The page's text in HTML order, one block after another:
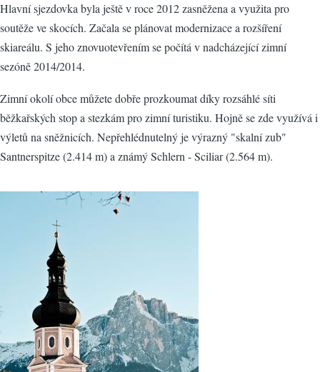
Hlavní sjezdovka byla ještě v roce 2012 zasněžena a využita pro
soutěže ve skocích. Začala se plánovat modernizace a rozšíření
skiareálu. S jeho znovuotevřením se počítá v nadcházející zimní
sezóně 2014/2014.
Zimní okolí obce můžete dobře prozkoumat díky rozsáhlé síti
běžkařských stop a stezkám pro zimní turistiku. Hojně se zde využívá i
výletů na sněžnicích. Nepřehlédnutelný je výrazný "skalní zub"
Santnerspitze (2.414 m) a známý Schlern - Sciliar (2.564 m).